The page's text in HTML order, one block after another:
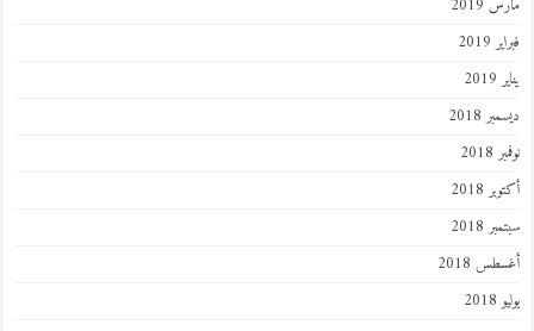
مارس 2019
فبراير 2019
يناير 2019
ديسمبر 2018
نوفمبر 2018
أكتوبر 2018
سبتمبر 2018
أغسطس 2018
يوليو 2018